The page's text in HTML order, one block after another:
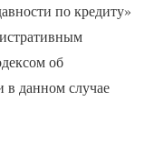
по кредиту»
об
данном случае